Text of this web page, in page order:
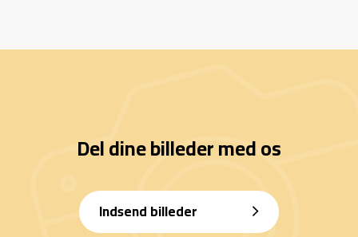
Del dine billeder med os
Indsend billeder